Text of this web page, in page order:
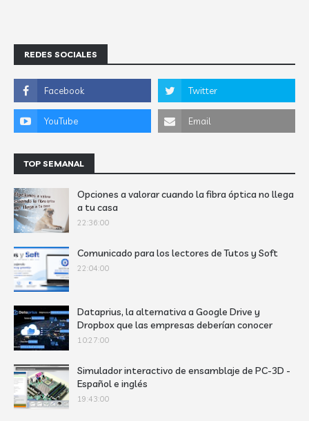
REDES SOCIALES
TOP SEMANAL
Opciones a valorar cuando la fibra óptica no llega
a tu casa
22:36:00
Comunicado para los lectores de Tutos y Soft
22:04:00
Dataprius, la alternativa a Google Drive y
Dropbox que las empresas deberían conocer
10:27:00
Simulador interactivo de ensamblaje de PC-3D -
Español e inglés
19:43:00